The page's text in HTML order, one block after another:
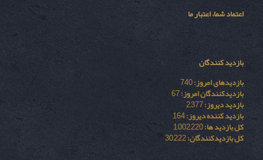
اعتماد شما، اعتبار ما
بازدید کنندگان
بازدیدهای امروز:740
بازدیدکنندگان امروز:67
بازدید دیروز:2,377
بازدید کننده دیروز:164
کل بازدید ها:1,002,220
کل بازدیدکنند‌گان:30,222